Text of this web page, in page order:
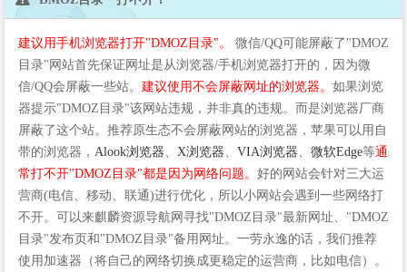
建议用手机浏览器打开"DMOZ目录"。
微信/QQ可能屏蔽了"DMOZ
目录"网站首先保证网址是从浏览器/手机浏览器打开的，因为微
信/QQ会屏蔽一些站。 建议使用不会屏蔽网址的浏览器。 如果浏览
器提示"DMOZ目录"该网站违规，并非真的违规。而是浏览器厂商
屏蔽了这个站。推荐原生态不会屏蔽网站的浏览器，苹果可以用自
带的浏览器， Alook浏览器 X浏览器 VIA浏览器 微软Edge等通
常打不开"DMOZ目录"都是因为网络问题。 好的网站会针对三大运
营商(电信、移动、联通)进行优化，所以小网站会遇到一些网络打
不开。可以来麒麟资源导航网寻找"DMOZ目录"最新网址、"DMOZ
目录"发布页和"DMOZ目录"备用网址。一劳永逸的话，我们推荐
使用加速器（将自己的网络切换成更稳定的运营商，比如电信）。